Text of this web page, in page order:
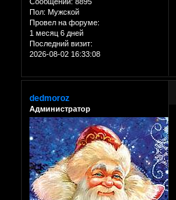
Пол: Мужской
Провел на форуме:
1 месяц 6 дней
Последний визит:
2026-08-02 16:33:08
dedmoroz
Администратор